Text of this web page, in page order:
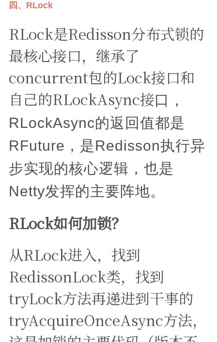
四、RLock
RLock是Redisson分布式锁的
最核心接口，继承了
concurrent包的Lock接口和
自己的RLockAsync接口，
RLockAsync的返回值都是
RFuture，是Redisson执行异
步实现的核心逻辑，也是
Netty发挥的主要阵地。
RLock如何加锁？
从RLock进入，找到
RedissonLock类，找到
tryLock方法再递进到干事的
tryAcquireOnceAsync方法，